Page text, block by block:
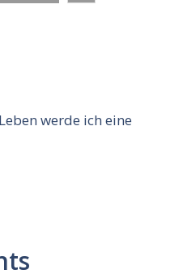
werde ich eine